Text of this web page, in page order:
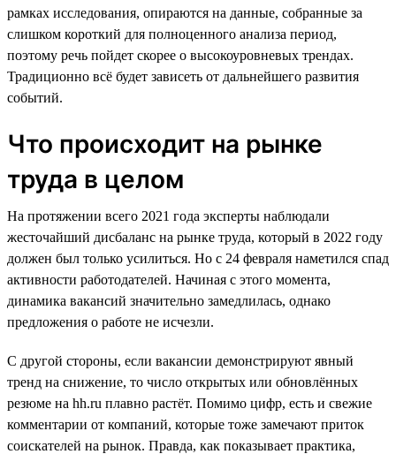
рамках исследования, опираются на данные, собранные за
слишком короткий для полноценного анализа период,
поэтому речь пойдет скорее о высокоуровневых трендах.
Традиционно всё будет зависеть от дальнейшего развития
событий.
Что происходит на рынке
труда в целом
На протяжении всего 2021 года эксперты наблюдали
жесточайший дисбаланс на рынке труда, который в 2022 году
должен был только усилиться. Но с 24 февраля наметился спад
активности работодателей. Начиная с этого момента,
динамика вакансий значительно замедлилась, однако
предложения о работе не исчезли.
С другой стороны, если вакансии демонстрируют явный
тренд на снижение, то число открытых или обновлённых
резюме на hh.ru плавно растёт. Помимо цифр, есть и свежие
комментарии от компаний, которые тоже замечают приток
соискателей на рынок. Правда, как показывает практика,